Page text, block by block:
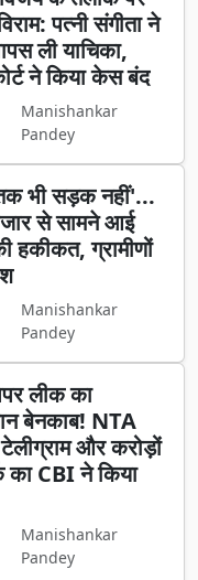
पत्नी संगीता ने
ली याचिका,
ने किया केस बंद
Manishankar
Pandey
भी सड़क नहीं'...
से सामने आई
हकीकत, ग्रामीणों
Manishankar
Pandey
लीक का
बेनकाब! NTA
और करोड़ों
का CBI ने किया
Manishankar
Pandey